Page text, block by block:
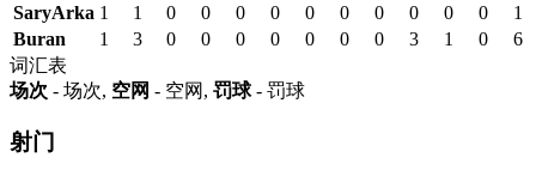
SaryArka 1 1 0 0 0 0 0 0 0 0 0 0
1
Buran
1 3 0 0 0 0 0 0 0 3 1 0
6
词汇表
场次 - 场次, 空网 - 空网, 罚球- 罚球
射门